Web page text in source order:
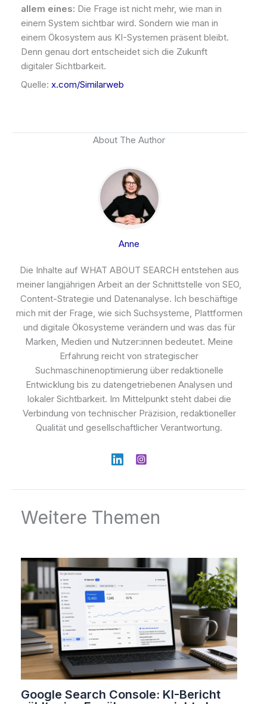
allem eines: Die Frage ist nicht mehr, wie man in
einem System sichtbar wird. Sondern wie man in
einem Ökosystem aus KI-Systemen präsent bleibt.
Denn genau dort entscheidet sich die Zukunft
digitaler Sichtbarkeit.
Quelle: x.com/Similarweb
About The Author
Anne
Die Inhalte auf WHAT ABOUT SEARCH entstehen aus
meiner langjährigen Arbeit an der Schnittstelle von SEO,
Content-Strategie und Datenanalyse. Ich beschäftige
mich mit der Frage, wie sich Suchsysteme, Plattformen
und digitale Ökosysteme verändern und was das für
Marken, Medien und Nutzer:innen bedeutet. Meine
Erfahrung reicht von strategischer
Suchmaschinenoptimierung über redaktionelle
Entwicklung bis zu datengetriebenen Analysen und
lokaler Sichtbarkeit. Im Mittelpunkt steht dabei die
Verbindung von technischer Präzision, redaktioneller
Qualität und gesellschaftlicher Verantwortung.
Weitere Themen
Google Search Console: KI-Bericht